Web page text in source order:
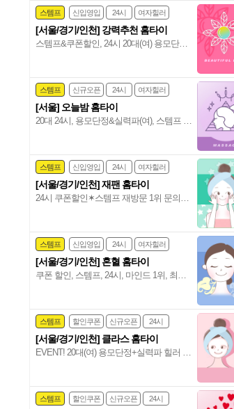
케어~❤️
스템프 신입영입 24시 여자힐러
감성전문
[서울/경기/인천] 강력추천 홈타이
스템프&쿠폰할인, 24시 20대(여) 용모단정
이~♥
스템프 신규오픈 24시 여자힐러
심야영업
[서울] 오늘밤 홈타이
20대 24시, 용모단정&실력파(여), 스템프 1
스템프 신입영입 24시 여자힐러
감성전문
[서울/경기/인천] 재팬 홈타이
24시 쿠폰할인✶스템프 재방문 1위 문의폭
스템프 신입영입 24시 여자힐러
감성전문
[서울/경기/인천] 혼혈 홈타이
쿠폰 할인, 스템프, 24시, 마인드 1위, 최강
스템프 할인쿠폰 신규오픈 24시
홈케어
[서울/경기/인천] 클라스 홈타이
EVENT! 20대(여) 용모단정+실력파 힐러 아
스템프 할인쿠폰 신규오픈 24시